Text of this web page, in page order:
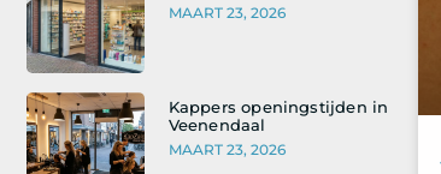
MAART 23, 2026
Kappers openingstijden in
Veenendaal
MAART 23, 2026